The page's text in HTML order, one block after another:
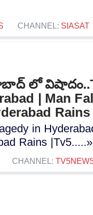
CHANNEL: SIASAT
లో
| Man
Rains
in Hyderabad
Rains
CHANNEL: